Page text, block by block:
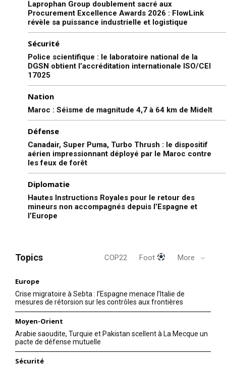
Laprophan Group doublement sacré aux
Procurement Excellence Awards 2026 : FlowLink
révèle sa puissance industrielle et logistique
Sécurité
Police scientifique : le laboratoire national de la
DGSN obtient l’accréditation internationale ISO/CEI
17025
Nation
Maroc : Séisme de magnitude 4,7 à 64 km de Midelt
Défense
Canadair, Super Puma, Turbo Thrush : le dispositif
aérien impressionnant déployé par le Maroc contre
les feux de forêt
Diplomatie
Hautes Instructions Royales pour le retour des
mineurs non accompagnés depuis l’Espagne et
l’Europe
Topics COP22 Foot More
Europe
Crise migratoire à Sebta : l’Espagne menace l’Italie de
mesures de rétorsion sur les contrôles aux frontières
Moyen-Orient
Arabie saoudite, Turquie et Pakistan scellent à La Mecque un
pacte de défense mutuelle
Sécurité